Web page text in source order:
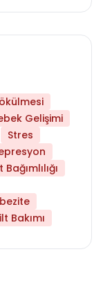
Gelişimi
Stres
Bakımı